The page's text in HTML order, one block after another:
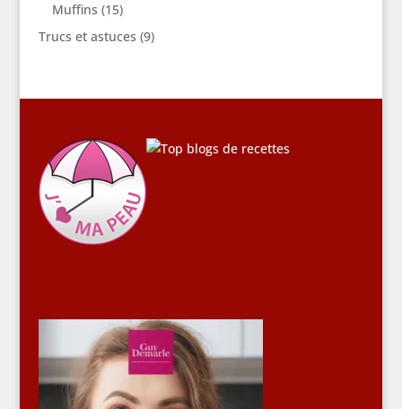
Muffins (15)
Trucs et astuces (9)